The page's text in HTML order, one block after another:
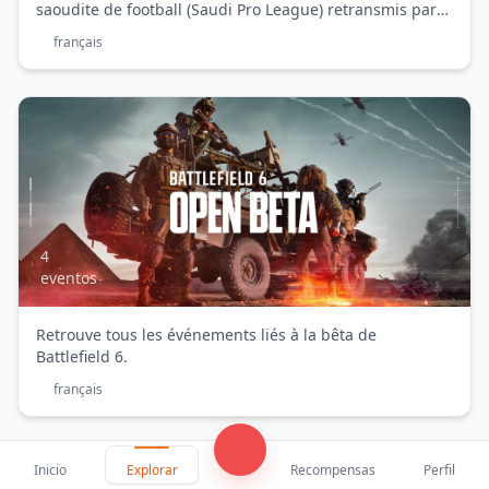
Nani
saoudite de football (Saudi Pro League) retransmis par
Zack Nani sur Twitch/YouTube.
français
Battlefield
-
Bêta
4
eventos
Retrouve tous les événements liés à la bêta de
Battlefield 6.
français
Inicio Explorar Recompensas Perfil